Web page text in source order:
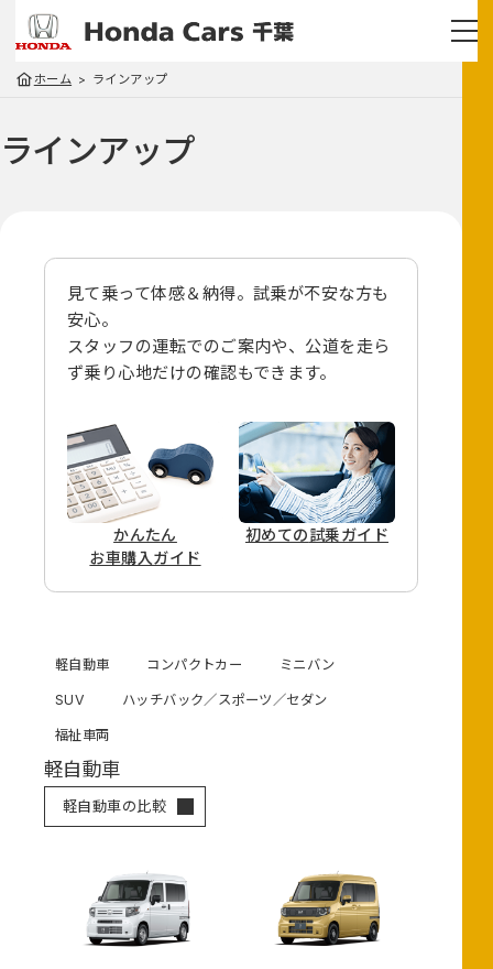
ホーム ラインアップ
ラインアップ
見て乗って体感＆納得。試乗が不安な方も
安心。
スタッフの運転でのご案内や、 公道を走ら
ず乗り心地だけの確認もできます。
かんたん
お車購入ガイド
初めての試乗ガイド
軽自動車 コンパクトカー ミニバン
SUV ハッチバック／スポーツ／セダン
福祉車両
軽自動車
軽自動車の比較